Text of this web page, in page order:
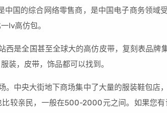
中国的综合网络零售商，是中国电子商务领域
lv高仿包。
西是全国甚至全球大的高仿皮带，复刻表品牌
装，皮带，饰品都可以找到。
。中央大街地下商场集中了大量的服装鞋包店
较亲民，一般在500-2000元之间。如果您